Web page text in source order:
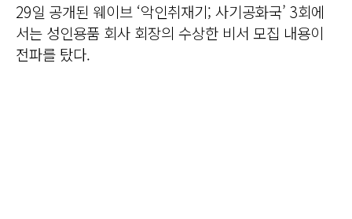
29일 공개된 웨이브 ‘악인취재기; 사기공화국’ 3회에
서는 성인용품 회사 회장의 수상한 비서 모집 내용이
전파를 탔다.